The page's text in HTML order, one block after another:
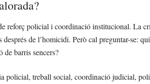
reforç policial i coordinació institucional. La
de l’homicidi. Però cal preguntar-se:
de barris sencers?
policial, treball social, coordinació judicial,